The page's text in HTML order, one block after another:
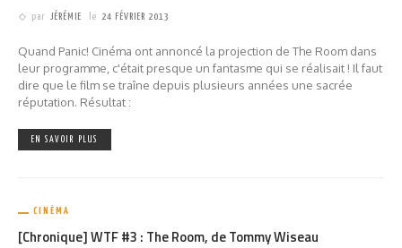
par JÉRÉMIE le 24 FÉVRIER 2013
Quand Panic! Cinéma ont annoncé la projection de The Room dans
leur programme, c'était presque un fantasme qui se réalisait ! Il faut
dire que le film se traîne depuis plusieurs années une sacrée
réputation. Résultat :
EN SAVOIR PLUS
CINÉMA
[Chronique] WTF #3 : The Room, de Tommy Wiseau